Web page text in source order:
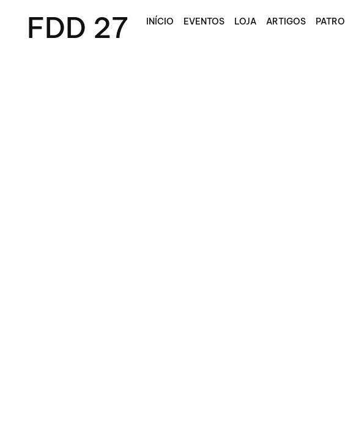
FDD 27 INÍCIO EVENTOS LOJA ARTIGOS